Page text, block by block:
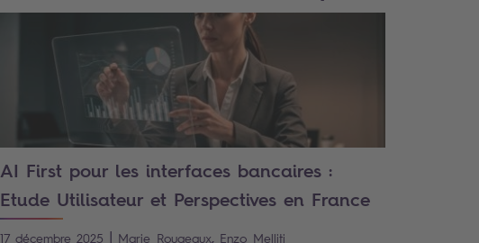
AI First pour les interfaces bancaires :
Etude Utilisateur et Perspectives en France
17 décembre 2025 | Marie Rougeaux, Enzo Melliti